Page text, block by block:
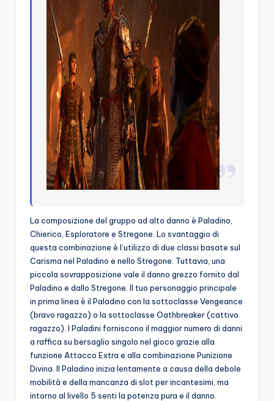
La composizione del gruppo ad alto danno è Paladino,
Chierico, Esploratore e Stregone. Lo svantaggio di
questa combinazione è l’utilizzo di due classi basate sul
Carisma nel Paladino e nello Stregone. Tuttavia, una
piccola sovrapposizione vale il danno grezzo fornito dal
Paladino e dallo Stregone. Il tuo personaggio principale
in prima linea è il Paladino con la sottoclasse Vengeance
(bravo ragazzo) o la sottoclasse Oathbreaker (cattivo
ragazzo). I Paladini forniscono il maggior numero di danni
a raffica su bersaglio singolo nel gioco grazie alla
funzione Attacco Extra e alla combinazione Punizione
Divina. Il Paladino inizia lentamente a causa della debole
mobilità e della mancanza di slot per incantesimi, ma
intorno al livello 5 senti la potenza pura e il danno.